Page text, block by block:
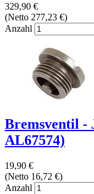
329,90 €
(Netto 277,23 €)
Anzahl
Bremsventil -
AL67574)
19,90 €
(Netto 16,72 €)
Anzahl